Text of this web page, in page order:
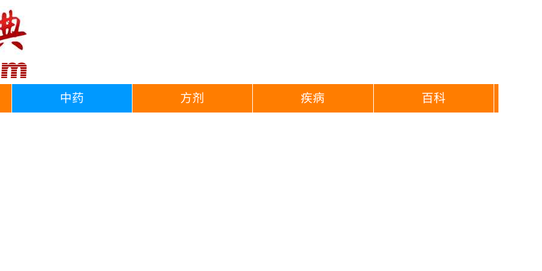
中药 方剂 疾病 百科